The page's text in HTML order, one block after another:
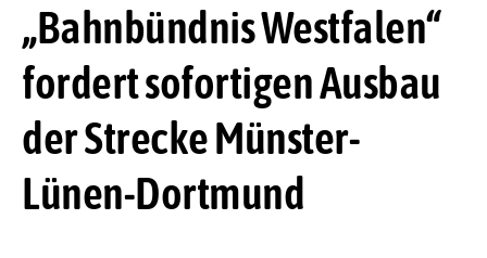
„Bahnbündnis Westfalen“
fordert sofortigen Ausbau
der Strecke Münster-
Lünen-Dortmund